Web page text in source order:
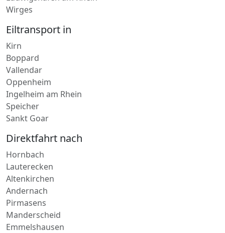
Ludwigshafen am Rhein
Eiltransport in
Kirn
Boppard
Vallendar
Oppenheim
Ingelheim am Rhein
Speicher
Direktfahrt nach
Hornbach
Lauterecken
Altenkirchen
Andernach
Pirmasens
Manderscheid